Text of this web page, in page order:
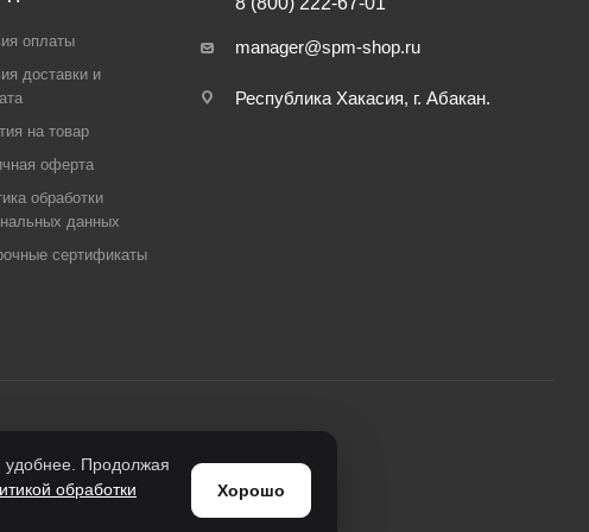
оплаты
доставки и
на товар
оферта
обработки
данных
сертификаты
manager@spm-shop.ru
Республика Хакасия, г. Абакан.
удобнее. Продолжая
обработки
Хорошо